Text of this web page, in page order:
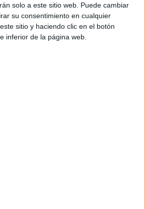
solo a este sitio web. Puede cambiar
su consentimiento en cualquier
sitio y haciendo clic en el botón
inferior de la página web.
Grada Sur en el sector visitante del
al Ceuta.